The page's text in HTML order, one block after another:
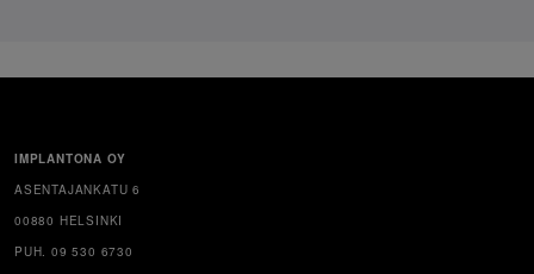
IMPLANTONA OY
ASENTAJANKATU 6
00880 HELSINKI
PUH. 09 530 6730